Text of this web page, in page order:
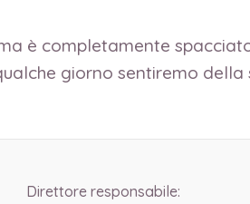
è completamente
giorno sentiremo
Direttore responsabile: